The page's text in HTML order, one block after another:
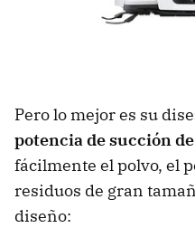
Pero lo mejor es su
potencia de succión
fácilmente el polvo, el
residuos de gran
diseño: